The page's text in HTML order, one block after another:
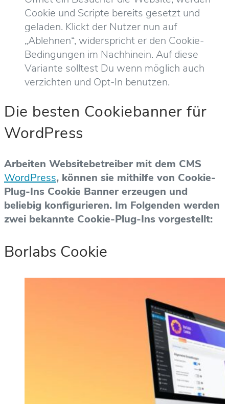
Cookie und Scripte bereits gesetzt und
geladen. Klickt der Nutzer nun auf
„Ablehnen“, widerspricht er den Cookie-
Bedingungen im Nachhinein. Auf diese
Variante solltest Du wenn möglich auch
verzichten und Opt-In benutzen.
Die besten Cookiebanner für
WordPress
Arbeiten Websitebetreiber mit dem CMS
WordPress, können sie mithilfe von Cookie-
Plug-Ins Cookie Banner erzeugen und
beliebig konfigurieren. Im Folgenden werden
zwei bekannte Cookie-Plug-Ins vorgestellt:
Borlabs Cookie